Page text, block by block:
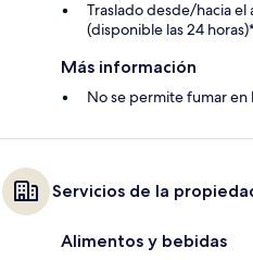
Traslado desde/hacia
(disponible las 24
Más información
No se permite fumar
Servicios de la
Alimentos y bebidas